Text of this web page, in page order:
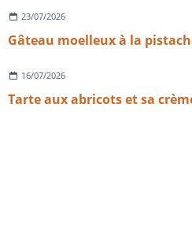
23/07/2026
Gâteau moelleux à la
16/07/2026
Tarte aux abricots et sa